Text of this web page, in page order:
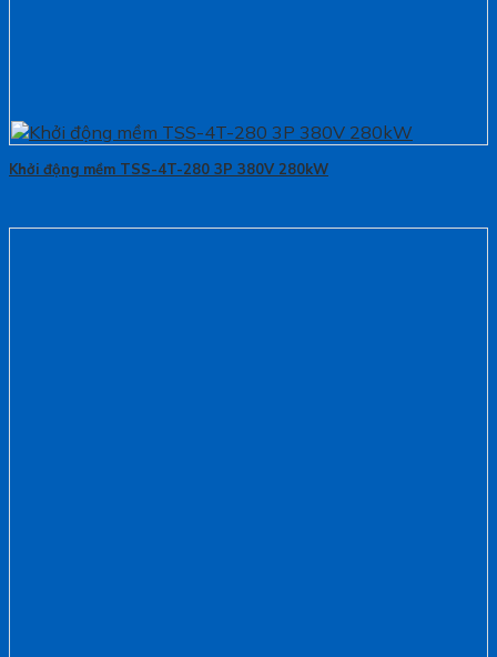
Khởi động mềm TSS-4T-280 3P 380V 280kW